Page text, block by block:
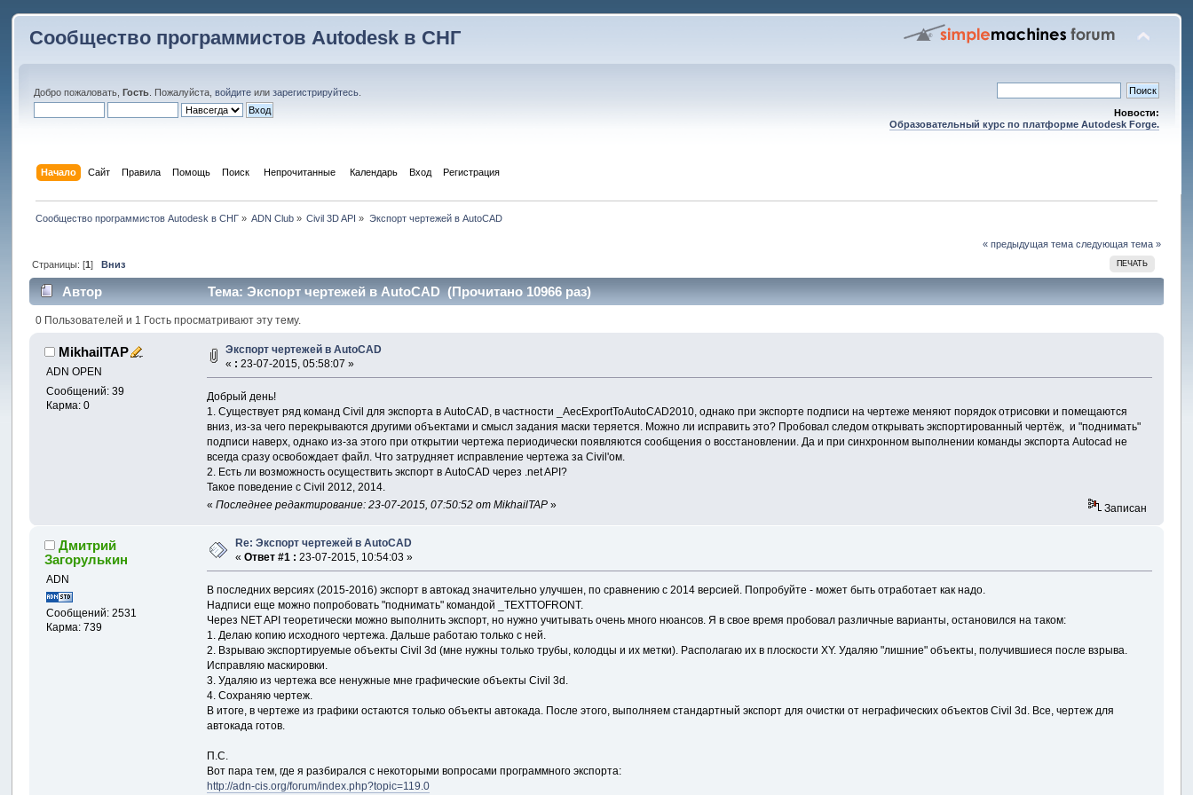
Сообщество программистов Autodesk в СНГ
Добро пожаловать,Гость . Пожалуйста,войдите илизарегистрируйтесь
Новости:
Образовательный курс по платформе Autodesk Forge.
Начало Сайт Правила Помощь Поиск Непрочитанные Календарь Вход Регистрация
Сообщество программистов Autodesk в СНГ» ADN Club » Civil 3D API » Экспорт чертежей в AutoCAD
« предыдущая тема следующая тема »
ПЕЧАТЬ
Страницы: [1] Вниз
Автор Тема: Экспорт чертежей в AutoCAD (Прочитано 10966 раз)
0 Пользователей и 1 Гость просматривают эту тему.
MikhailTAP
ADN OPEN
Сообщений: 39
Карма: 0
Экспорт чертежей в AutoCAD
« : 23-07-2015, 05:58:07 »
Добрый день!
1. Существует ряд команд Civil для экспорта в AutoCAD, в частности _AecExportToAutoCAD2010, однако при экспорте подписи на чертеже меняют порядок отрисовки и помещаются
вниз, из-за чего перекрываются другими объектами и смысл задания маски теряется. Можно ли исправить это? Пробовал следом открывать экспортированный чертёж, и "поднимать"
подписи наверх, однако из-за этого при открытии чертежа периодически появляются сообщения о восстановлении. Да и при синхронном выполнении команды экспорта Autocad не
всегда сразу освобождает файл. Что затрудняет исправление чертежа за Civil'ом.
2. Есть ли возможность осуществить экспорт в AutoCAD через .net API?
Такое поведение с Civil 2012, 2014.
«Последнее редактирование: 23-07-2015, 07:50:52 от MikhailTAP » Записан
Дмитрий
Загорулькин
ADN
Сообщений: 2531
Карма: 739
Re: Экспорт чертежей в AutoCAD
«Ответ #1 : 23-07-2015, 10:54:03 »
В последних версиях (2015-2016) экспорт в автокад значительно улучшен, по сравнению с 2014 версией. Попробуйте - может быть отработает как надо.
Надписи еще можно попробовать "поднимать" командой _TEXTTOFRONT.
Через NET API теоретически можно выполнить экспорт, но нужно учитывать очень много нюансов. Я в свое время пробовал различные варианты, остановился на таком:
1. Делаю копию исходного чертежа. Дальше работаю только с ней.
2. Взрываю экспортируемые объекты Civil 3d (мне нужны только трубы, колодцы и их метки). Располагаю их в плоскости XY. Удаляю "лишние" объекты, получившиеся после взрыва.
Исправляю маскировки.
3. Удаляю из чертежа все ненужные мне графические объекты Civil 3d.
4. Сохраняю чертеж.
В итоге, в чертеже из графики остаются только объекты автокада. После этого, выполняем стандартный экспорт для очистки от неграфических объектов Civil 3d. Все, чертеж для
автокада готов.
П.С.
Вот пара тем, где я разбирался с некоторыми вопросами программного экспорта:
http://adn-cis.org/forum/index.php?topic=119.0